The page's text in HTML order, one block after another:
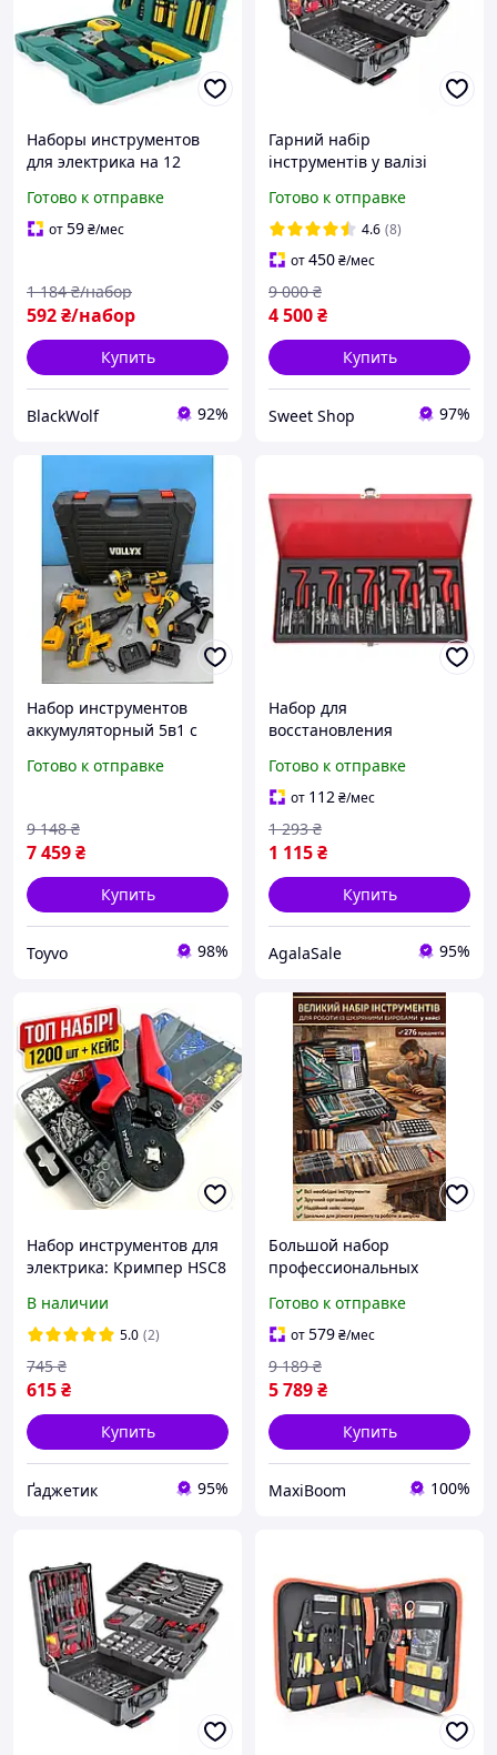
Наборы инструментов
для электрика на 12
642
Готово к отправке
от59₴/мес
592₴/набор
1 184 ₴/набор
Купить
BlackWolf 92%
Гарний набір
інструментів у валізі
Ключів для Авто в Кейсі
Набори ручного
інструменту 399од
Готово к отправке
4.6 (8)
от450₴/мес
4 500₴
9 000 ₴
Купить
Sweet Shop 97%
Набор инструментов
аккумуляторный 5в1 с
Toyvoo Набір інструментів
зручним кейсом для
Готово к отправке
7 459₴
9 148 ₴
Купить
Toyvo 98%
Набор для
восстановления
M5-M12, 131 предмет, в
кейсе
Готово к отправке
от 112₴/мес
1 115₴
1 293 ₴
Купить
AgalaSale 95%
Набор инструментов для
электрика: Кримпер HSC8
наконечников НШВИ
1200 шт в кейсе,
Облегающие клещи
В наличии
5.0 (2)
615₴
745 ₴
Купить
Ґаджетик 95%
Большой набор
профессиональных
обработки кожаных
изделий 273 предмета
Набор кожевника в кейсе
Готово к отправке
от579₴/мес
5 789₴
9 189 ₴
Купить
MaxiBoom 100%